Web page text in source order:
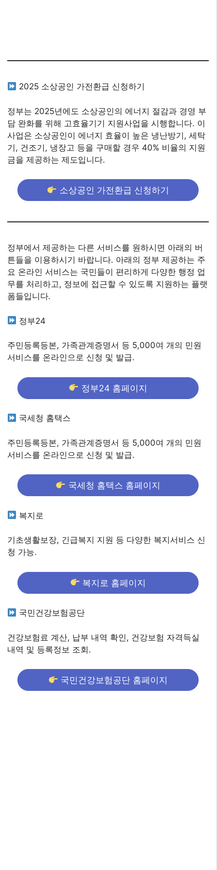
2025 소상공인 가전환급 신청하기
정부는 2025년에도 소상공인의 에너지 절감과 경영 부
담 완화를 위해 고효율기기 지원사업을 시행합니다. 이
사업은 소상공인이 에너지 효율이 높은 냉난방기, 세탁
기, 건조기, 냉장고 등을 구매할 경우 40% 비율의 지원
금을 제공하는 제도입니다.
소상공인 가전환급 신청하기
정부에서 제공하는 다른 서비스를 원하시면 아래의 버
튼들을 이용하시기 바랍니다. 아래의 정부 제공하는 주
요 온라인 서비스는 국민들이 편리하게 다양한 행정 업
무를 처리하고, 정보에 접근할 수 있도록 지원하는 플랫
폼들입니다.
정부24
주민등록등본, 가족관계증명서 등 5,000여 개의 민원
서비스를 온라인으로 신청 및 발급.
정부24 홈페이지
국세청 홈택스
주민등록등본, 가족관계증명서 등 5,000여 개의 민원
서비스를 온라인으로 신청 및 발급.
국세청 홈택스 홈페이지
복지로
기초생활보장, 긴급복지 지원 등 다양한 복지서비스 신
청 가능.
복지로 홈페이지
국민건강보험공단
건강보험료 계산, 납부 내역 확인, 건강보험 자격득실
내역 및 등록정보 조회.
국민건강보험공단 홈페이지